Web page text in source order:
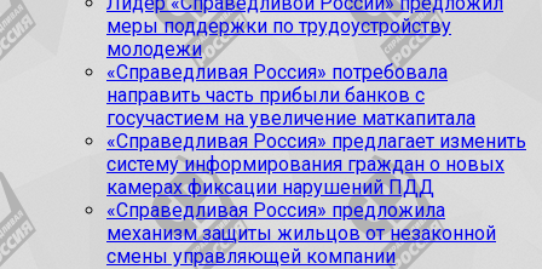
меры поддержки по трудоустройству
молодежи
«Справедливая Россия» потребовала
направить часть прибыли банков с
госучастием на увеличение маткапитала
«Справедливая Россия» предлагает изменить
систему информирования граждан о новых
камерах фиксации нарушений ПДД
«Справедливая Россия» предложила
механизм защиты жильцов от незаконной
смены управляющей компании